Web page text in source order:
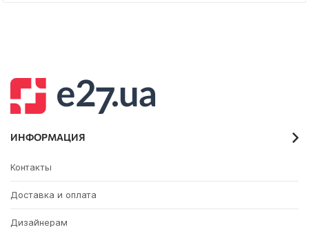
ИНФОРМАЦИЯ
Контакты
Доставка и оплата
Дизайнерам